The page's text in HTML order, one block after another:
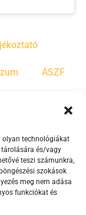
olyan technológiákat
tárolására és/vagy
teszi számunkra,
szokások
meg nem adása
funkciókat és
ÁSZF